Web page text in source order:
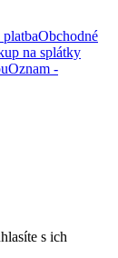
Obchodné
na splátky
Oznam -
s ich